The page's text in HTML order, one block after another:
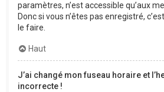
paramètres, n’est accessible qu’aux
Donc si vous n’êtes pas enregistré,
le faire.
Haut
J’ai changé mon fuseau horaire et
incorrecte !